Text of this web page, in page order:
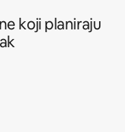
koji planiraju